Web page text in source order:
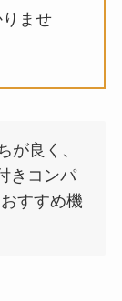
ませ
が良く、
きコンパ
すすめ機